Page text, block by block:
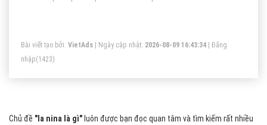
Bài viết tạo bởi: VietAds | Ngày cập nhật: 2026-08-09 16:43:34
Đăng
nhập(1423)
Chủ đề "la nina là gì" luôn được bạn đọc quan tâm và tìm kiếm rất nhiều